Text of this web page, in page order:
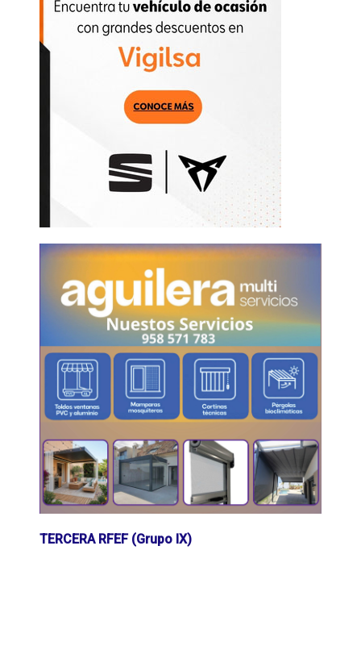
TERCERA RFEF (Grupo IX)